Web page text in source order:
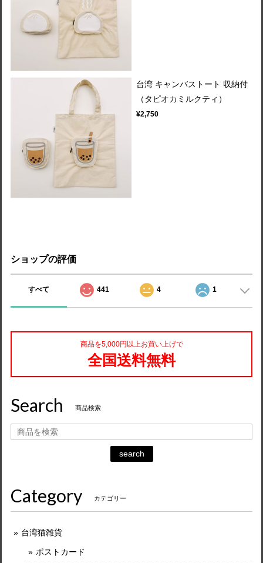
台湾 キャンバストート 収納付
（タピオカミルクティ）
¥2,750
ショップの評価
すべて 441 4 1
商品を5,000円以上お買い上げで
全国送料無料
Search 商品検索
search
Category カテゴリー
台湾猫雑貨
ポストカード